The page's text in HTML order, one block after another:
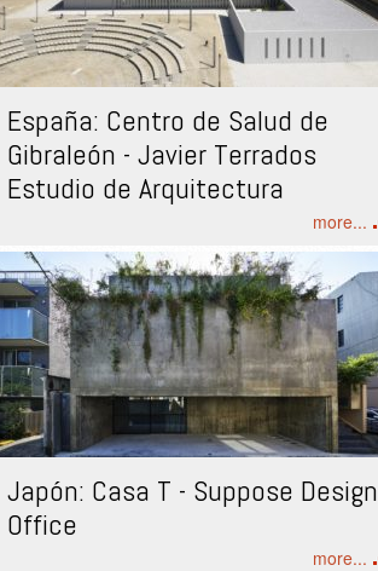
España: Centro de Salud de
Gibraleón - Javier Terrados
Estudio de Arquitectura
more...
Japón: Casa T - Suppose Design
Office
more...